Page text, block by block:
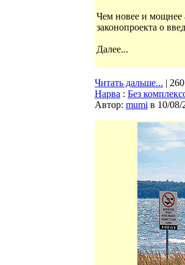
Чем новее и мощнее
законопроекта о
Далее...
Читать дальше... |
Нарва : Без
Автор: mumi в 10/08/